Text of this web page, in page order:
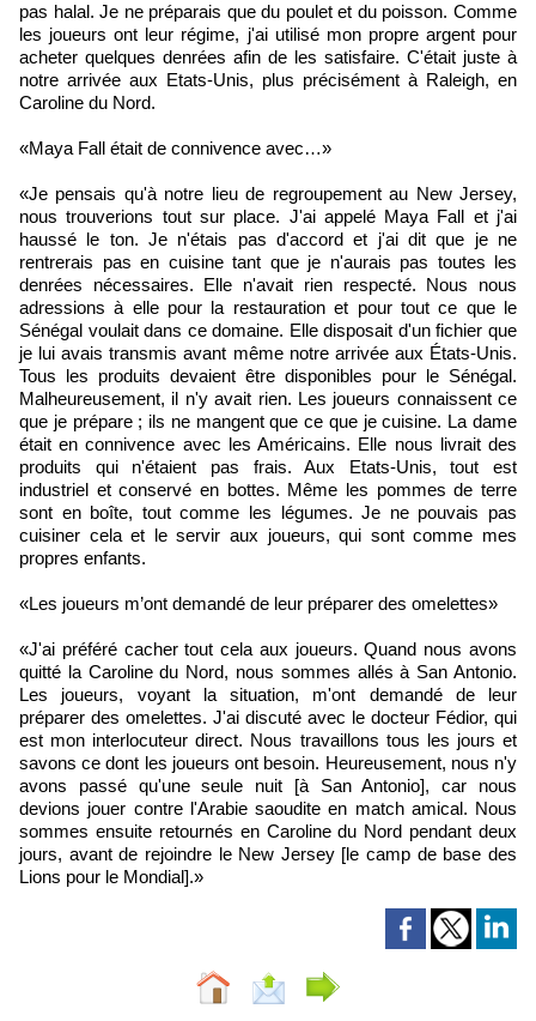
pas halal. Je ne préparais que du poulet et du poisson. Comme
les joueurs ont leur régime, j'ai utilisé mon propre argent pour
acheter quelques denrées afin de les satisfaire. C'était juste à
notre arrivée aux Etats-Unis, plus précisément à Raleigh, en
Caroline du Nord.
«Maya Fall était de connivence avec…»
«Je pensais qu'à notre lieu de regroupement au New Jersey,
nous trouverions tout sur place. J'ai appelé Maya Fall et j'ai
haussé le ton. Je n'étais pas d'accord et j'ai dit que je ne
rentrerais pas en cuisine tant que je n'aurais pas toutes les
denrées nécessaires. Elle n'avait rien respecté. Nous nous
adressions à elle pour la restauration et pour tout ce que le
Sénégal voulait dans ce domaine. Elle disposait d'un fichier que
je lui avais transmis avant même notre arrivée aux États-Unis.
Tous les produits devaient être disponibles pour le Sénégal.
Malheureusement, il n'y avait rien. Les joueurs connaissent ce
que je prépare ; ils ne mangent que ce que je cuisine. La dame
était en connivence avec les Américains. Elle nous livrait des
produits qui n'étaient pas frais. Aux Etats-Unis, tout est
industriel et conservé en bottes. Même les pommes de terre
sont en boîte, tout comme les légumes. Je ne pouvais pas
cuisiner cela et le servir aux joueurs, qui sont comme mes
propres enfants.
«Les joueurs m’ont demandé de leur préparer des omelettes»
«J'ai préféré cacher tout cela aux joueurs. Quand nous avons
quitté la Caroline du Nord, nous sommes allés à San Antonio.
Les joueurs, voyant la situation, m'ont demandé de leur
préparer des omelettes. J'ai discuté avec le docteur Fédior, qui
est mon interlocuteur direct. Nous travaillons tous les jours et
savons ce dont les joueurs ont besoin. Heureusement, nous n'y
avons passé qu'une seule nuit [à San Antonio], car nous
devions jouer contre l'Arabie saoudite en match amical. Nous
sommes ensuite retournés en Caroline du Nord pendant deux
jours, avant de rejoindre le New Jersey [le camp de base des
Lions pour le Mondial].»